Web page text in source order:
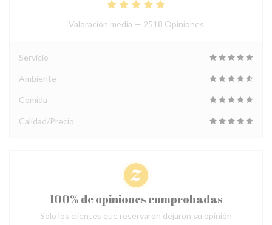
Valoración media — 2518 Opiniones
Servicio
Ambiente
Comida
Calidad/Precio
100% de opiniones comprobadas
Solo los clientes que reservaron dejaron su opinión